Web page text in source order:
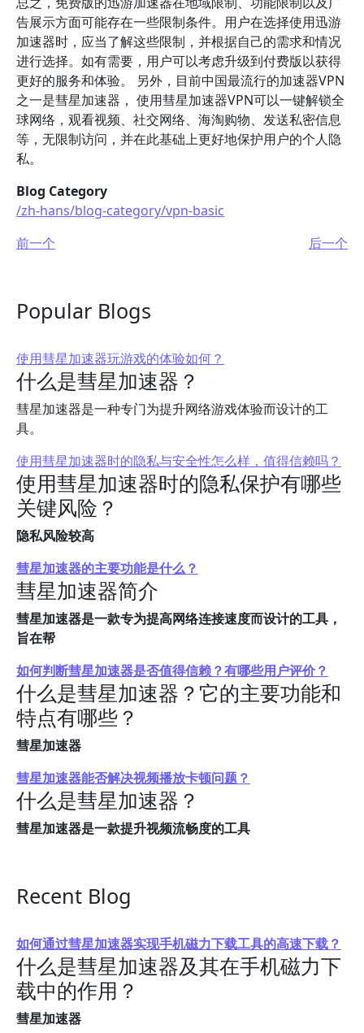
告展示方面可能存在一些限制条件。用户在选择使用迅游
加速器时，应当了解这些限制，并根据自己的需求和情况
进行选择。如有需要，用户可以考虑升级到付费版以获得
更好的服务和体验。 另外，目前中国最流行的加速器VPN
之一是彗星加速器， 使用彗星加速器VPN可以一键解锁全
球网络，观看视频、社交网络、海淘购物、发送私密信息
等，无限制访问，并在此基础上更好地保护用户的个人隐
私。
Blog Category
/zh-hans/blog-category/vpn-basic
前一个
后一个
Popular Blogs
使用彗星加速器玩游戏的体验如何？
什么是彗星加速器？
彗星加速器是一种专门为提升网络游戏体验而设计的工
具。
使用彗星加速器时的隐私与安全性怎么样，值得信赖吗？
使用彗星加速器时的隐私保护有哪些
关键风险？
隐私风险较高
彗星加速器的主要功能是什么？
彗星加速器简介
彗星加速器是一款专为提高网络连接速度而设计的工具，
旨在帮
如何判断彗星加速器是否值得信赖？有哪些用户评价？
什么是彗星加速器？它的主要功能和
特点有哪些？
彗星加速器
彗星加速器能否解决视频播放卡顿问题？
什么是彗星加速器？
彗星加速器是一款提升视频流畅度的工具
Recent Blog
如何通过彗星加速器实现手机磁力下载工具的高速下载？
什么是彗星加速器及其在手机磁力下
载中的作用？
彗星加速器